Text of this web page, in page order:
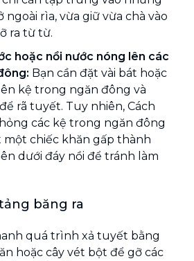
ngoài rìa, vừa giữ vừa chà vào
ra từ từ.
hoặc nồi nước nóng lên các
Bạn cần đặt vài bát hoặc
kệ trong ngăn đông và
rã tuyết. Tuy nhiên, Cách
các kệ trong ngăn đông
một chiếc khăn gấp thành
dưới đáy nồi để tránh làm
băng ra
quá trình xả tuyết bằng
hoặc cây vét bột để gỡ các